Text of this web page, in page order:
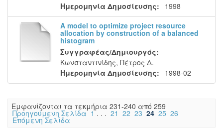
Ημερομηνία Δημοσίευσης:
1998
A model to optimize project resource
allocation by construction of a balanced
histogram
Συγγραφέας/Δημιουργός:
Κωνσταντινίδης, Πέτρος Δ.
Ημερομηνία Δημοσίευσης:
1998-02
Eμφανίζονται τα τεκμήρια 231-240 από 259
Προηγούμενη Σελίδα 1. . . 21 22 23 24 25 26
Επόμενη Σελίδα